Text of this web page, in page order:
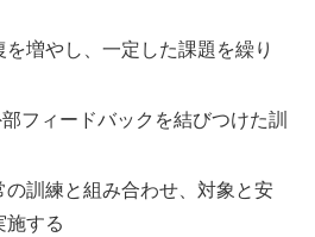
を増やし、一定した課題を繰り
フィードバックを結びつけた訓
の訓練と組み合わせ、対象と安
する